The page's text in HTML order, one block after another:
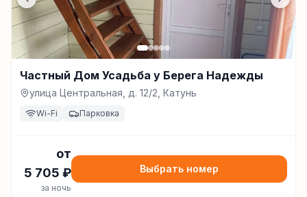
Частный Дом Усадьба у Берега Надежды
улица Центральная, д. 12/2, Катунь
Wi-Fi Парковка
от
5 705 ₽
за ночь
Выбрать номер